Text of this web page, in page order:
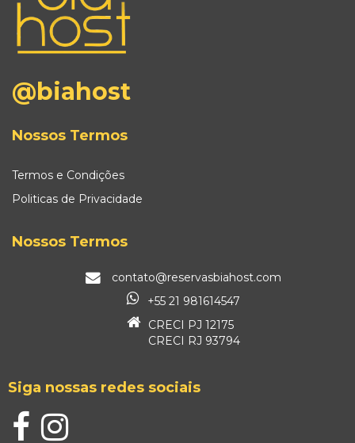
@biahost
Nossos Termos
Termos e Condições
Politicas de Privacidade
Nossos Termos
contato@reservasbiahost.com
+55 21 981614547
CRECI PJ 12175
CRECI RJ 93794
Siga nossas redes sociais